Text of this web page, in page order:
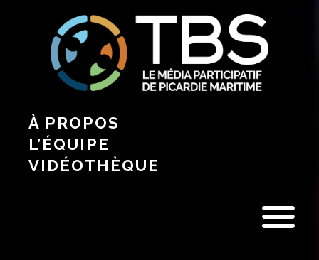
À PROPOS
L’ÉQUIPE
VIDÉOTHÈQUE